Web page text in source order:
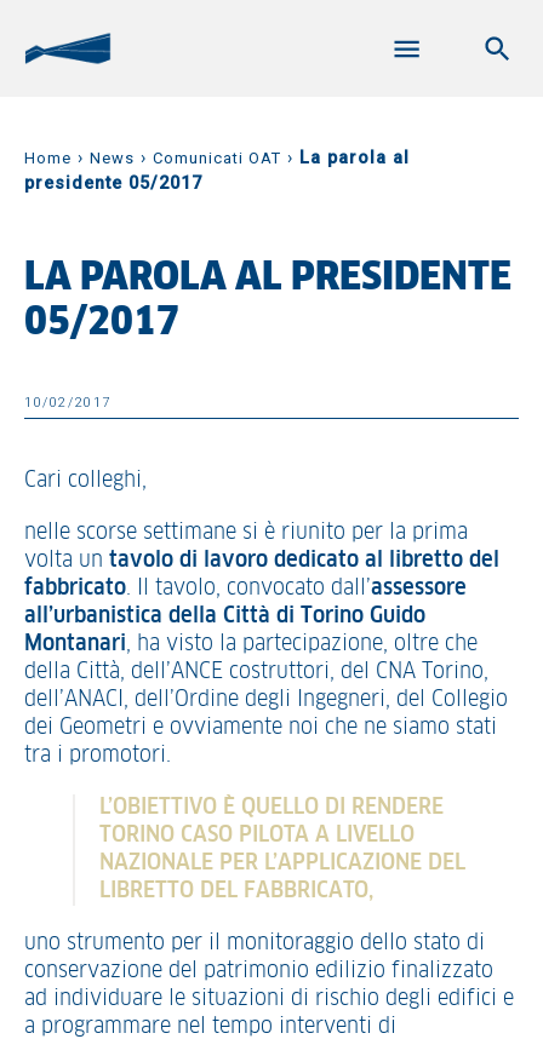
Home › News › Comunicati OAT › La parola al
presidente 05/2017
LA PAROLA AL PRESIDENTE
05/2017
10/02/2017
Cari colleghi,
nelle scorse settimane si è riunito per la prima
volta un tavolo di lavoro dedicato al libretto del
fabbricato. Il tavolo, convocato dall’assessore
all’urbanistica della Città di Torino Guido
Montanari, ha visto la partecipazione, oltre che
della Città, dell’ANCE costruttori, del CNA Torino,
dell’ANACI, dell’Ordine degli Ingegneri, del Collegio
dei Geometri e ovviamente noi che ne siamo stati
tra i promotori.
L’OBIETTIVO È QUELLO DI RENDERE
TORINO CASO PILOTA A LIVELLO
NAZIONALE PER L’APPLICAZIONE DEL
LIBRETTO DEL FABBRICATO,
uno strumento per il monitoraggio dello stato di
conservazione del patrimonio edilizio finalizzato
ad individuare le situazioni di rischio degli edifici e
a programmare nel tempo interventi di